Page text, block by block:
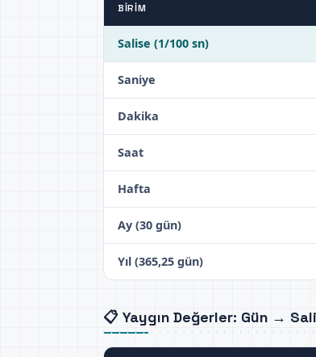
BIRIM
Salise (1/100 sn)
Saniye
Dakika
Saat
Hafta
Ay (30 gün)
Yıl (365,25 gün)
📋 Yaygın Değerler: Gün →